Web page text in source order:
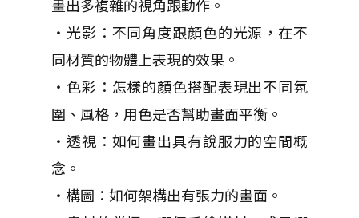
畫出多複雜的視角跟動作。
・光影：不同角度跟顏色的光源，在不
同材質的物體上表現的效果。
・色彩：怎樣的顏色搭配表現出不同氛
圍、風格，用色是否幫助畫面平衡。
・透視：如何畫出具有說服力的空間概
念。
・構圖：如何架構出有張力的畫面。